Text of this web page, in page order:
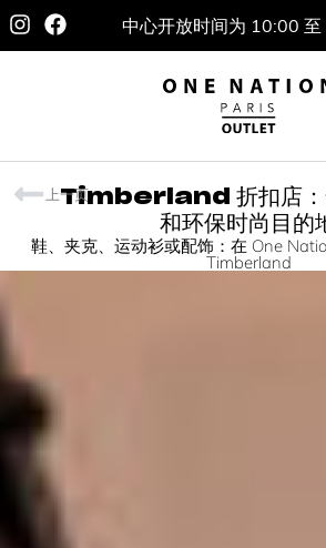
中心开放时间为 10:00
Timberland 折扣店：
和环保时尚目的
鞋、夹克、运动衫或配饰：在 One
Timberland
上一页